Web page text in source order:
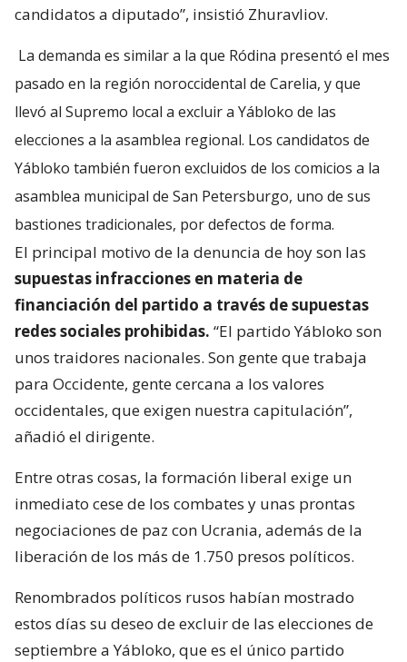
candidatos a diputado”, insistió Zhuravliov.
La demanda es similar a la que Ródina presentó el mes
pasado en la región noroccidental de Carelia, y que
llevó al Supremo local a excluir a Yábloko de las
elecciones a la asamblea regional. Los candidatos de
Yábloko también fueron excluidos de los comicios a la
asamblea municipal de San Petersburgo, uno de sus
bastiones tradicionales, por defectos de forma.
El principal motivo de la denuncia de hoy son las
supuestas infracciones en materia de
financiación del partido a través de supuestas
redes sociales prohibidas. “El partido Yábloko son
unos traidores nacionales. Son gente que trabaja
para Occidente, gente cercana a los valores
occidentales, que exigen nuestra capitulación”,
añadió el dirigente.
Entre otras cosas, la formación liberal exige un
inmediato cese de los combates y unas prontas
negociaciones de paz con Ucrania, además de la
liberación de los más de 1.750 presos políticos.
Renombrados políticos rusos habían mostrado
estos días su deseo de excluir de las elecciones de
septiembre a Yábloko, que es el único partido